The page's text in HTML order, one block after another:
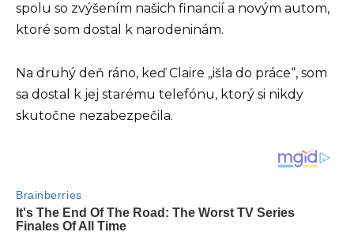
spolu so zvýšením našich financií a novým autom,
ktoré som dostal k narodeninám.
Na druhý deň ráno, keď Claire „išla do práce“, som
sa dostal k jej starému telefónu, ktorý si nikdy
skutočne nezabezpečila.